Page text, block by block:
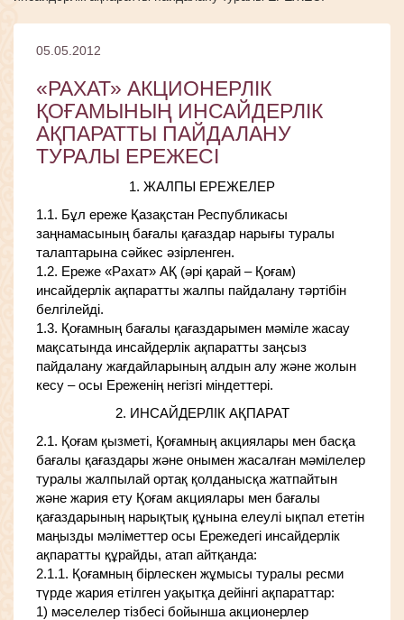
05.05.2012
«РАХАТ» АКЦИОНЕРЛІК
ҚОҒАМЫНЫҢ ИНСАЙДЕРЛІК
АҚПАРАТТЫ ПАЙДАЛАНУ
ТУРАЛЫ ЕРЕЖЕСІ
1. ЖАЛПЫ ЕРЕЖЕЛЕР
1.1. Бұл ереже Қазақстан Республикасы
заңнамасының бағалы қағаздар нарығы туралы
талаптарына сәйкес әзірленген.
1.2. Ереже «Рахат» АҚ (әрі қарай – Қоғам)
инсайдерлік ақпаратты жалпы пайдалану тәртібін
белгілейді.
1.3. Қоғамның бағалы қағаздарымен мәміле жасау
мақсатында инсайдерлік ақпаратты заңсыз
пайдалану жағдайларының алдын алу және жолын
кесу – осы Ереженің негізгі міндеттері.
2. ИНСАЙДЕРЛІК АҚПАРАТ
2.1. Қоғам қызметі, Қоғамның акциялары мен басқа
бағалы қағаздары және онымен жасалған мәмілелер
туралы жалпылай ортақ қолданысқа жатпайтын
және жария ету Қоғам акциялары мен бағалы
қағаздарының нарықтық құнына елеулі ықпал ететін
маңызды мәліметтер осы Ережедегі инсайдерлік
ақпаратты құрайды, атап айтқанда:
2.1.1. Қоғамның бірлескен жұмысы туралы ресми
түрде жария етілген уақытқа дейінгі ақпараттар:
1) мәселелер тізбесі бойынша акционерлер